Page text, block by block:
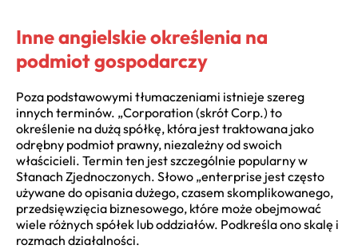
Inne angielskie określenia na
podmiot gospodarczy
Poza podstawowymi tłumaczeniami istnieje szereg
innych terminów. „Corporation (skrót Corp.) to
określenie na dużą spółkę, która jest traktowana jako
odrębny podmiot prawny, niezależny od swoich
właścicieli. Termin ten jest szczególnie popularny w
Stanach Zjednoczonych. Słowo „enterprise jest często
używane do opisania dużego, czasem skomplikowanego,
przedsięwzięcia biznesowego, które może obejmować
wiele różnych spółek lub oddziałów. Podkreśla ono skalę i
rozmach działalności.